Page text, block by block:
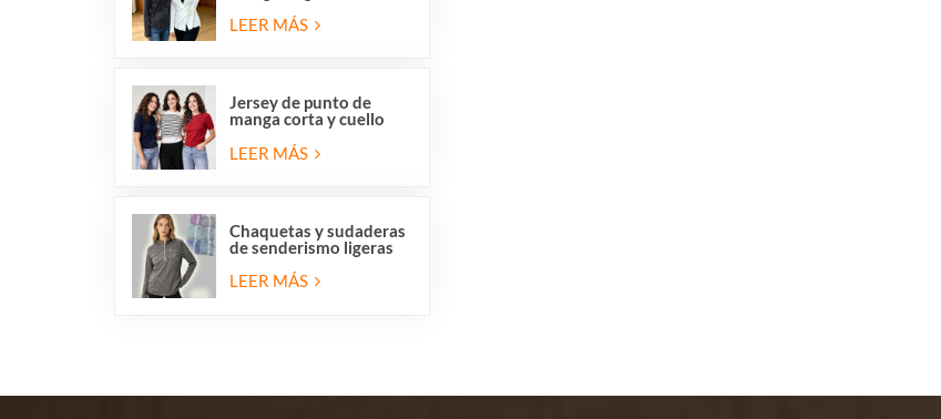
en V y cierre cruzado
para mujer, con lazo
LEER MÁS
Jersey de punto de
manga corta y cuello
redondo para mujer,
liquidación de
LEER MÁS
Chaquetas y sudaderas
de senderismo ligeras
de forro polar con
media cremallera para
LEER MÁS